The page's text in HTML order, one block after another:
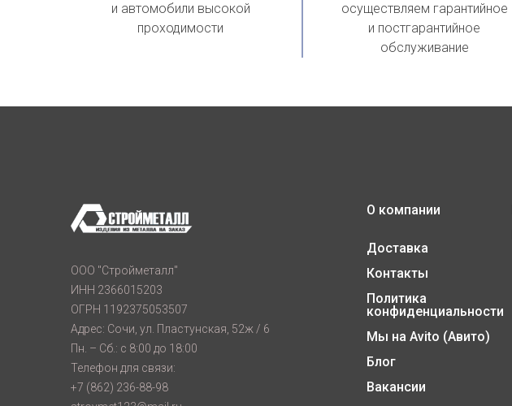
и автомобили высокой
проходимости
осуществляем гарантийное
и постгарантийное
обслуживание
ООО "Стройметалл"
ИНН 2366015203
ОГРН 1192375053507
Адрес: Сочи, ул. Пластунская, 52ж / 6
Пн. – Сб.: с 8:00 до 18:00
Телефон для связи:
+7 (862) 236-88-98
О компании
Доставка
Контакты
Политика
конфиденциальности
Мы на Avito (Авито)
Блог
Вакансии